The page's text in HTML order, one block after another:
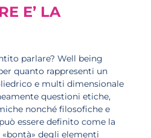
E’ LA
parlare? Well being
quanto rappresenti un
e multi dimensionale
questioni etiche,
nonché filosofiche e
essere definito come la
«bontà» degli elementi